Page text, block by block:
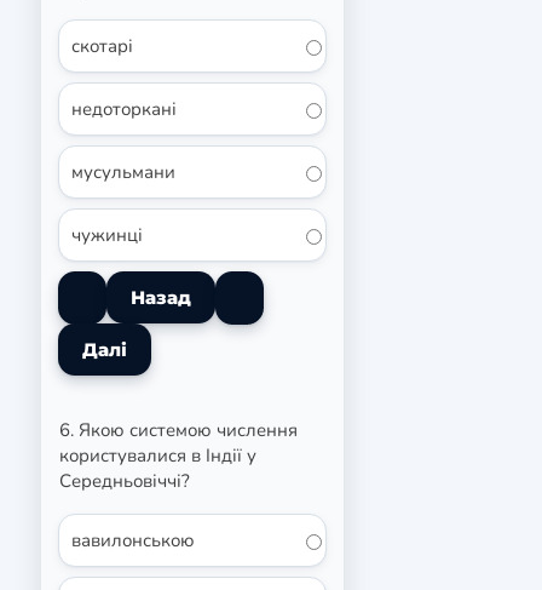
скотарі
недоторкані
мусульмани
чужинці
6. Якою системою числення
користувалися в Індії у
Середньовіччі?
вавилонською